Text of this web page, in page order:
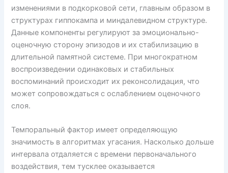
изменениями в подкорковой сети, главным образом в
структурах гиппокампа и миндалевидном структуре.
Данные компоненты регулируют за эмоционально-
оценочную сторону эпизодов и их стабилизацию в
длительной памятной системе. При многократном
воспроизведении одинаковых и стабильных
воспоминаний происходит их реконсолидация, что
может сопровождаться с ослаблением оценочного
слоя.
Темпоральный фактор имеет определяющую
значимость в алгоритмах угасания. Насколько дольше
интервала отдаляется с времени первоначального
воздействия, тем тусклее оказывается